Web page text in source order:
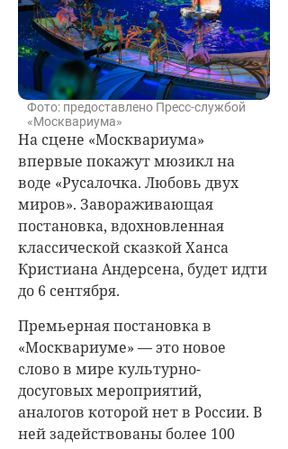
Фото: предоставлено Пресс-службой
«Москвариума»
На сцене «Москвариума»
впервые покажут мюзикл на
воде «Русалочка. Любовь двух
миров». Завораживающая
постановка, вдохновленная
классической сказкой Ханса
Кристиана Андерсена, будет идти
до 6 сентября.
Премьерная постановка в
«Москвариуме» — это новое
слово в мире культурно-
досуговых мероприятий,
аналогов которой нет в России. В
ней задействованы более 100